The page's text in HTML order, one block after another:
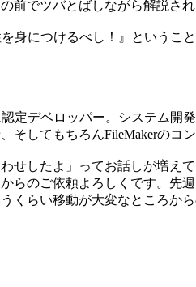
前でツバとばしながら解説さ
身につけるべし！』という
認定デベロッパー。システム
してもちろんFileMakerのコ
せしたよ」ってお話しが増
らのご依頼よろしくです。
らい移動が大変なところか